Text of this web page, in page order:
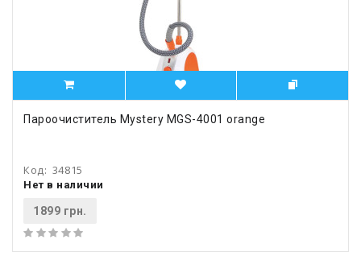
Пароочиститель Mystery MGS-4001 orange
Код: 34815
Нет в наличии
1899 грн.